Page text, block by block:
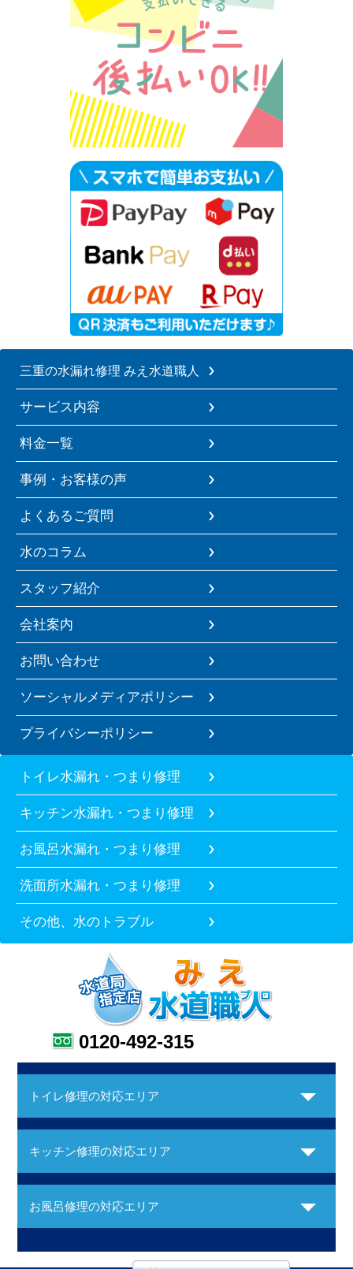
三重の水漏れ修理 みえ水道職人
サービス内容
料金一覧
事例・お客様の声
よくあるご質問
水のコラム
スタッフ紹介
会社案内
お問い合わせ
ソーシャルメディアポリシー
プライバシーポリシー
トイレ水漏れ・つまり修理
キッチン水漏れ・つまり修理
お風呂水漏れ・つまり修理
洗面所水漏れ・つまり修理
その他、水のトラブル
0120-492-315
トイレ修理の対応エリア
キッチン修理の対応エリア
お風呂修理の対応エリア